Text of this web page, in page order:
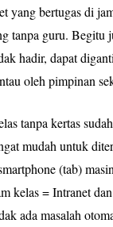
yang bertugas di
tanpa guru. Begitu
hadir, dapat
oleh pimpinan
tanpa kertas
mudah untuk
(tab)
kelas = Intranet
ada masalah